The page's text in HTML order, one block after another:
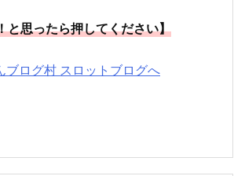
と思ったら押してください】